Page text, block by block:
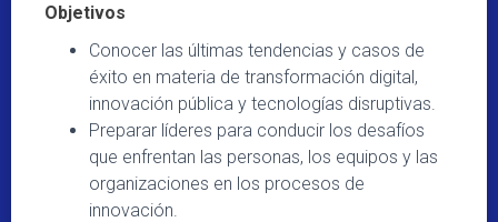
Objetivos
Conocer las últimas tendencias y casos de
éxito en materia de transformación digital,
innovación pública y tecnologías disruptivas.
Preparar líderes para conducir los desafíos
que enfrentan las personas, los equipos y las
organizaciones en los procesos de
innovación.